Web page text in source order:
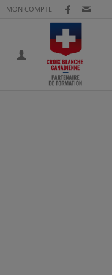
MON COMPTE